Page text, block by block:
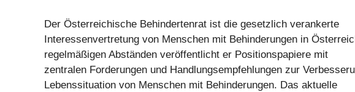
Der Österreichische Behindertenrat ist die gesetzlich verankerte
Interessenvertretung von Menschen mit Behinderungen in
regelmäßigen Abständen veröffentlicht er Positionspapiere mit
zentralen Forderungen und Handlungsempfehlungen zur
Lebenssituation von Menschen mit Behinderungen. Das aktuelle